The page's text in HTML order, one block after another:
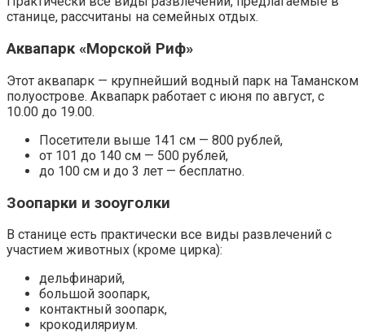
станице, рассчитаны на семейных отдых.
Аквапарк «Морской Риф»
Этот аквапарк — крупнейший водный парк на Таманском
полуострове. Аквапарк работает с июня по август, с
10.00 до 19.00.
Посетители выше 141 см — 800 рублей,
от 101 до 140 см — 500 рублей,
до 100 см и до 3 лет — бесплатно.
Зоопарки и зооуголки
В станице есть практически все виды развлечений с
участием животных (кроме цирка):
дельфинарий,
большой зоопарк,
контактный зоопарк,
крокодиляриум.